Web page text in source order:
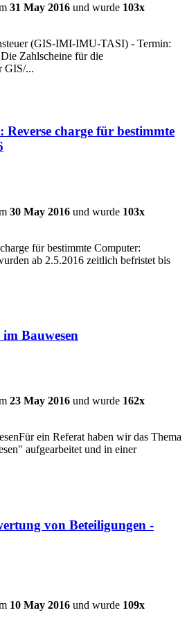
31 May 2016 und wurde 103x
(GIS-IMI-IMU-TASI) - Termin:
Zahlscheine für die
GIS/...
charge für bestimmte
30 May 2016 und wurde 103x
für bestimmte Computer:
ab 2.5.2016 zeitlich befristet bis
Bauwesen
23 May 2016 und wurde 162x
ein Referat haben wir das Thema
aufgearbeitet und in einer
von Beteiligungen -
10 May 2016 und wurde 109x